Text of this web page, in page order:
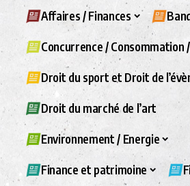
Affaires / Finances
Concurrence / Consommation
Droit du sport et Droit de
Droit du marché de l’art
Environnement / Energie
Finance et patrimoine